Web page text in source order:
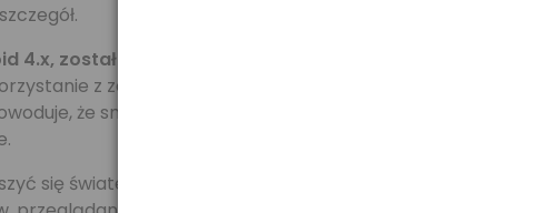
4.x, został wyposażony w wydajny dwurdzeniowy
z zaawansowanych funkcji multimedialnych i
że smartfon uruchamia się szybciej, a Użytkownik
się światem multimediów. Idealnie sprawdza się do